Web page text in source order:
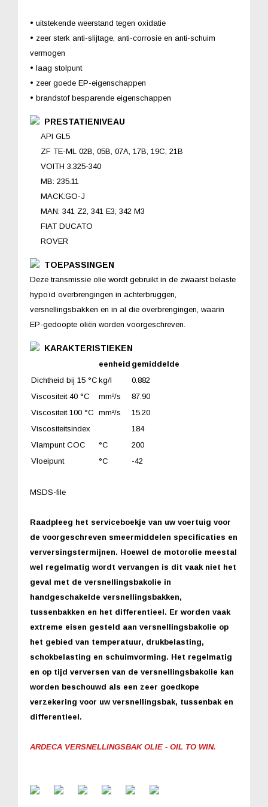
• uitstekende weerstand tegen oxidatie
• zeer sterk anti-slijtage, anti-corrosie en anti-schuim
vermogen
• laag stolpunt
• zeer goede EP-eigenschappen
• brandstof besparende eigenschappen
PRESTATIENIVEAU
API GL5
ZF TE-ML 02B, 05B, 07A, 17B, 19C, 21B
VOITH 3.325-340
MB: 235.11
MACK:GO-J
MAN: 341 Z2, 341 E3, 342 M3
FIAT DUCATO
ROVER
TOEPASSINGEN
Deze transmissie olie wordt gebruikt in de zwaarst belaste
hypoïd overbrengingen in achterbruggen,
versnellingsbakken en in al die overbrengingen, waarin
EP-gedoopte oliën worden voorgeschreven.
KARAKTERISTIEKEN
eenheid gemiddelde
Dichtheid bij 15 °C kg/l
0.882
Viscositeit 40 °C
mm²/s
87.90
Viscositeit 100 °C mm²/s
15.20
Viscositeitsindex
184
Vlampunt COC
°C
200
Vloeipunt
°C -42
MSDS-file
Raadpleeg het serviceboekje van uw voertuig voor
de voorgeschreven smeermiddelen specificaties en
verversingstermijnen. Hoewel de motorolie meestal
wel regelmatig wordt vervangen is dit vaak niet het
geval met de versnellingsbakolie in
handgeschakelde versnellingsbakken,
tussenbakken en het differentieel. Er worden vaak
extreme eisen gesteld aan versnellingsbakolie op
het gebied van temperatuur, drukbelasting,
schokbelasting en schuimvorming. Het regelmatig
en op tijd verversen van de versnellingsbakolie kan
worden beschouwd als een zeer goedkope
verzekering voor uw versnellingsbak, tussenbak en
differentieel.
ARDECA VERSNELLINGSBAK OLIE - OIL TO WIN.